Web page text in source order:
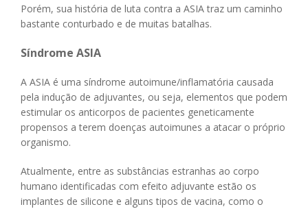
Porém, sua história de luta contra a ASIA traz um caminho
bastante conturbado e de muitas batalhas.
Síndrome ASIA
A ASIA é uma síndrome autoimune/inflamatória causada
pela indução de adjuvantes, ou seja, elementos que podem
estimular os anticorpos de pacientes geneticamente
propensos a terem doenças autoimunes a atacar o próprio
organismo.
Atualmente, entre as substâncias estranhas ao corpo
humano identificadas com efeito adjuvante estão os
implantes de silicone e alguns tipos de vacina, como o